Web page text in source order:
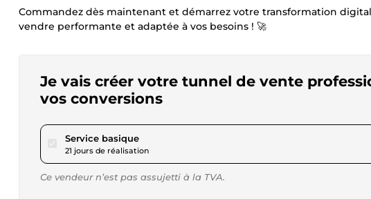
Commandez dès maintenant et démarrez votre transformation
vendre performante et adaptée à vos besoins ! 🚀
Je vais créer votre tunnel de vente
vos conversions
Service basiquepour 173,42 $US
21 jours de réalisation
Ce vendeur n’est pas assujetti à la TVA.